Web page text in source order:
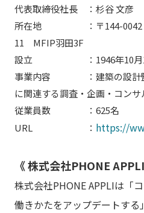
代表取締役社長 ：杉谷 文彦
所在地 ：〒144-0042 東
11 MFIP羽田3F
設立 ：1946年10月
事業内容 ：建築の設計監
に関連する調査・企画・コン
従業員数 ：625名
URL ： https://
《 株式会社PHONE
株式会社PHONE APPLIは「
働きかたをアップデートす